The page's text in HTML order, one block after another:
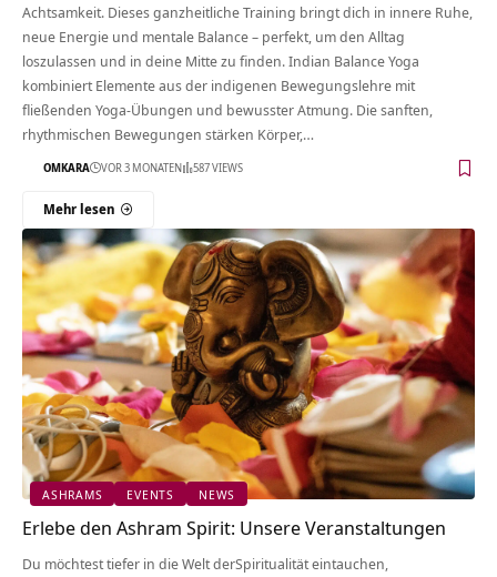
Achtsamkeit. Dieses ganzheitliche Training bringt dich in innere Ruhe,
neue Energie und mentale Balance – perfekt, um den Alltag
loszulassen und in deine Mitte zu finden. Indian Balance Yoga
kombiniert Elemente aus der indigenen Bewegungslehre mit
fließenden Yoga-Übungen und bewusster Atmung. Die sanften,
rhythmischen Bewegungen stärken Körper,…
OMKARA VOR 3 MONATEN 587 VIEWS
Mehr lesen
ASHRAMS EVENTS NEWS
Erlebe den Ashram Spirit: Unsere Veranstaltungen
Du möchtest tiefer in die Welt derSpiritualität eintauchen,